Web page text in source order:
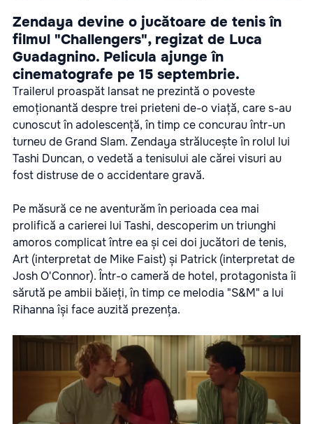
Zendaya devine o jucătoare de tenis în
filmul "Challengers", regizat de Luca
Guadagnino. Pelicula ajunge în
cinematografe pe 15 septembrie.
Trailerul proaspăt lansat ne prezintă o poveste
emoționantă despre trei prieteni de-o viață, care s-au
cunoscut în adolescență, în timp ce concurau într-un
turneu de Grand Slam. Zendaya strălucește în rolul lui
Tashi Duncan, o vedetă a tenisului ale cărei visuri au
fost distruse de o accidentare gravă.
Pe măsură ce ne aventurăm în perioada cea mai
prolifică a carierei lui Tashi, descoperim un triunghi
amoros complicat între ea și cei doi jucători de tenis,
Art (interpretat de Mike Faist) și Patrick (interpretat de
Josh O'Connor). Într-o cameră de hotel, protagonista îi
sărută pe ambii băieți, în timp ce melodia "S&M" a lui
Rihanna își face auzită prezența.